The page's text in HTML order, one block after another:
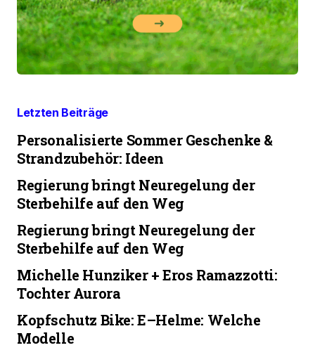
Letzten Beiträge
Personalisierte Sommer Geschenke &
Strandzubehör: Ideen
Regierung bringt Neuregelung der
Sterbehilfe auf den Weg
Regierung bringt Neuregelung der
Sterbehilfe auf den Weg
Michelle Hunziker + Eros Ramazzotti:
Tochter Aurora
Kopfschutz Bike: E–Helme: Welche
Modelle